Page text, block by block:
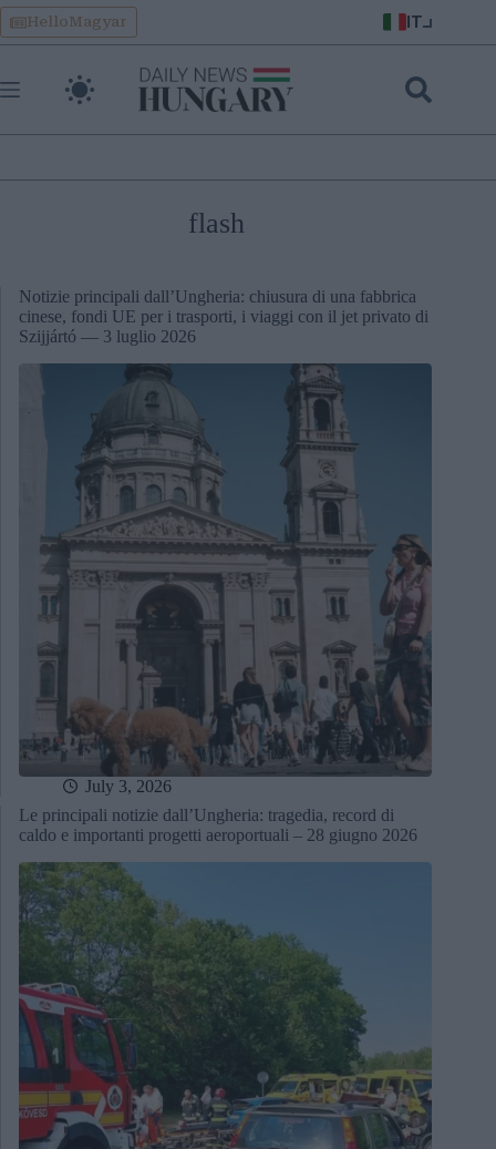
Skip
to
content
HelloMagyar IT
flash
Notizie principali dall’Ungheria: chiusura di una fabbrica
cinese, fondi UE per i trasporti, i viaggi con il jet privato di
Szijjártó — 3 luglio 2026
July 3, 2026
Le principali notizie dall’Ungheria: tragedia, record di
caldo e importanti progetti aeroportuali – 28 giugno 2026